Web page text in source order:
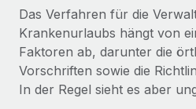
Globale Bereitstellung und
Geräten
Gründung von
Schnelle, rechtssichere
Niederlassungen
Mehr erfahren
Revolution des
Managements – die
globalen Content-Agentur
EOR und PEO
Contractor Management
Steuern
Das Verfahren für die
Krankenurlaubs hängt von
Faktoren ab, darunter die
Vorschriften sowie die
In der Regel sieht es aber